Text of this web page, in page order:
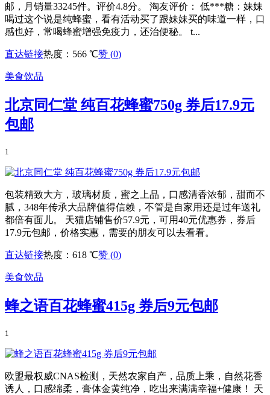
邮，月销量33245件。评价4.8分。 淘友评价： 低***糖：妹妹
喝过这个说是纯蜂蜜，看有活动买了跟妹妹买的味道一样，口
感也好，常喝蜂蜜增强免疫力，还治便秘。 t...
直达链接热度：566 ℃赞 (0)
美食饮品
北京同仁堂 纯百花蜂蜜750g 券后17.9元
包邮
1
包装精致大方，玻璃材质，蜜之上品，口感清香浓郁，甜而不
腻，348年传承大品牌值得信赖，不管是自家用还是过年送礼
都倍有面儿。 天猫店铺售价57.9元，可用40元优惠券，券后
17.9元包邮，价格实惠，需要的朋友可以去看看。
直达链接热度：618 ℃赞 (0)
美食饮品
蜂之语百花蜂蜜415g 券后9元包邮
1
欧盟最权威CNAS检测，天然农家自产，品质上乘，自然花香
诱人，口感绵柔，膏体金黄纯净，吃出来满满幸福+健康！ 天